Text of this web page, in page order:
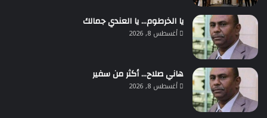
يا الخرطوم… يا العندي جمالك
أغسطس 8, 2026
هاني صلاح… أكثر من سفير
أغسطس 8, 2026